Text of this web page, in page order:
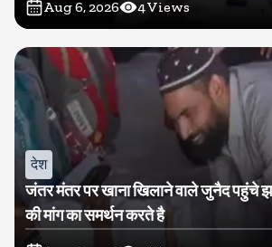
Aug 6, 2026 4Views
देश
जंतर मंतर पर खाना खिलाने वाले जुनैद पहुंचे
की मांग का समर्थन करते है